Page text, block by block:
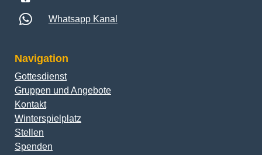
Whatsapp Kanal
Navigation
Gottesdienst
Gruppen und Angebote
Kontakt
Winterspielplatz
Stellen
Spenden